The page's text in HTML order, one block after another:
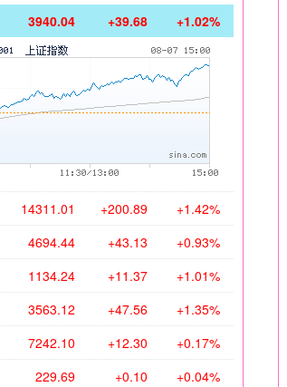
3940.04 +39.68 +1.02%
14311.01 +200.89 +1.42%
4694.44 +43.13 +0.93%
1134.24 +11.37 +1.01%
3563.12 +47.56 +1.35%
7242.10 +12.30 +0.17%
229.69 +0.10 +0.04%